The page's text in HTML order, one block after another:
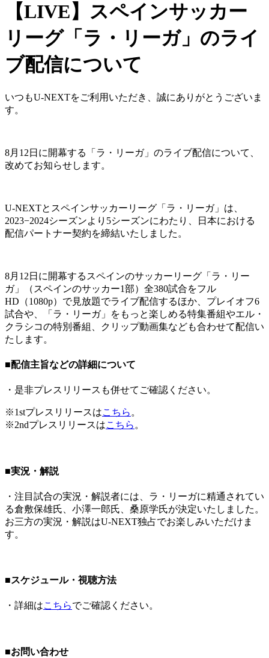
【LIVE】スペインサッカー
リーグ「ラ・リーガ」のライ
ブ配信について
いつもU-NEXTをご利用いただき、誠にありがとうございま
す。
8月12日に開幕する「ラ・リーガ」のライブ配信について、
改めてお知らせします。
U-NEXTとスペインサッカーリーグ「ラ・リーガ」は、
2023−2024シーズンより5シーズンにわたり、日本における
配信パートナー契約を締結いたしました。
8月12日に開幕するスペインのサッカーリーグ「ラ・リー
ガ」（スペインのサッカー1部）全380試合をフル
HD（1080p）で見放題でライブ配信するほか、プレイオフ6
試合や、「ラ・リーガ」をもっと楽しめる特集番組やエル・
クラシコの特別番組、クリップ動画集なども合わせて配信い
たします。
■配信主旨などの詳細について
・是非プレスリリースも併せてご確認ください。
※1stプレスリリースはこちら 。
※2ndプレスリリースはこちら 。
■実況・解説
・注目試合の実況・解説者には、ラ・リーガに精通されてい
る倉敷保雄氏、小澤一郎氏、桑原学氏が決定いたしました。
お三方の実況・解説はU-NEXT独占でお楽しみいただけま
す。
■スケジュール・視聴方法
・詳細はこちらでご確認ください。
■お問い合わせ